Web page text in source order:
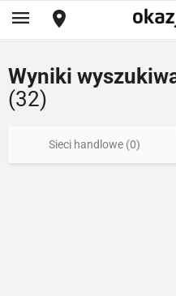
Wyniki
(32)
Sieci handlowe (0)